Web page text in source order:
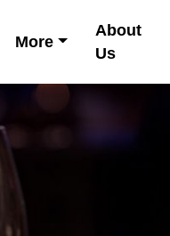
More
About
Us